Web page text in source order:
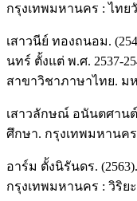
กรุงเทพมหานคร : ไท
เสาวนีย์ ทองถนอม.
นทร์ ตั้งแต่ พ.ศ. 2537-
สาขาวิชาภาษาไทย. ม
เสาวลักษณ์ อนันตศาน
ศึกษา. กรุงเทพมหานค
อาร์ม ตั้งนิรันดร.
กรุงเทพมหานคร : วิริย